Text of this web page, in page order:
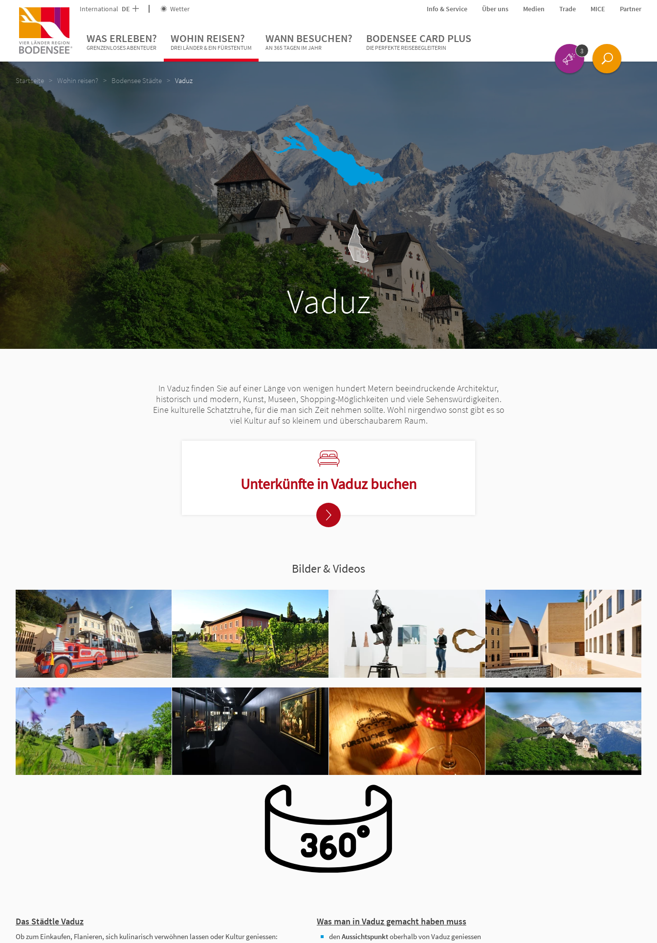
International DE Wetter Info & Service Über uns Medien Trade MICE Partner
WAS ERLEBEN?
GRENZENLOSES ABENTEUER
WOHIN REISEN?
DREI LÄNDER & EIN FÜRSTENTUM
WANN BESUCHEN?
AN 365 TAGEN IM JAHR
BODENSEE CARD PLUS
DIE PERFEKTE REISEBEGLEITERIN 3
Startseite Wohin reisen? Bodensee Städte Vaduz
Vaduz
In Vaduz finden Sie auf einer Länge von wenigen hundert Metern beeindruckende Architektur,
historisch und modern, Kunst, Museen, Shopping-Möglichkeiten und viele Sehenswürdigkeiten.
Eine kulturelle Schatztruhe, für die man sich Zeit nehmen sollte. Wohl nirgendwo sonst gibt es so
viel Kultur auf so kleinem und überschaubarem Raum.
Unterkünfte in Vaduz buchen
Bilder & Videos
Das Städtle Vaduz
Ob zum Einkaufen, Flanieren, sich kulinarisch verwöhnen lassen oder Kultur geniessen:
Was man in Vaduz gemacht haben muss
den Aussichtspunktoberhalb von Vaduz geniessen